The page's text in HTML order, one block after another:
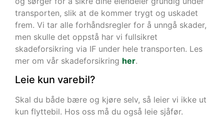
transporten, slik at de kommer trygt og uskadet
frem. Vi tar alle forhåndsregler for å unngå skader,
men skulle det oppstå har vi fullsikret
skadeforsikring via IF under hele transporten. Les
mer om vår skadeforsikring her.
Leie kun varebil?
Skal du både bære og kjøre selv, så leier vi ikke ut
kun flyttebil. Hos oss må du også leie sjåfør.